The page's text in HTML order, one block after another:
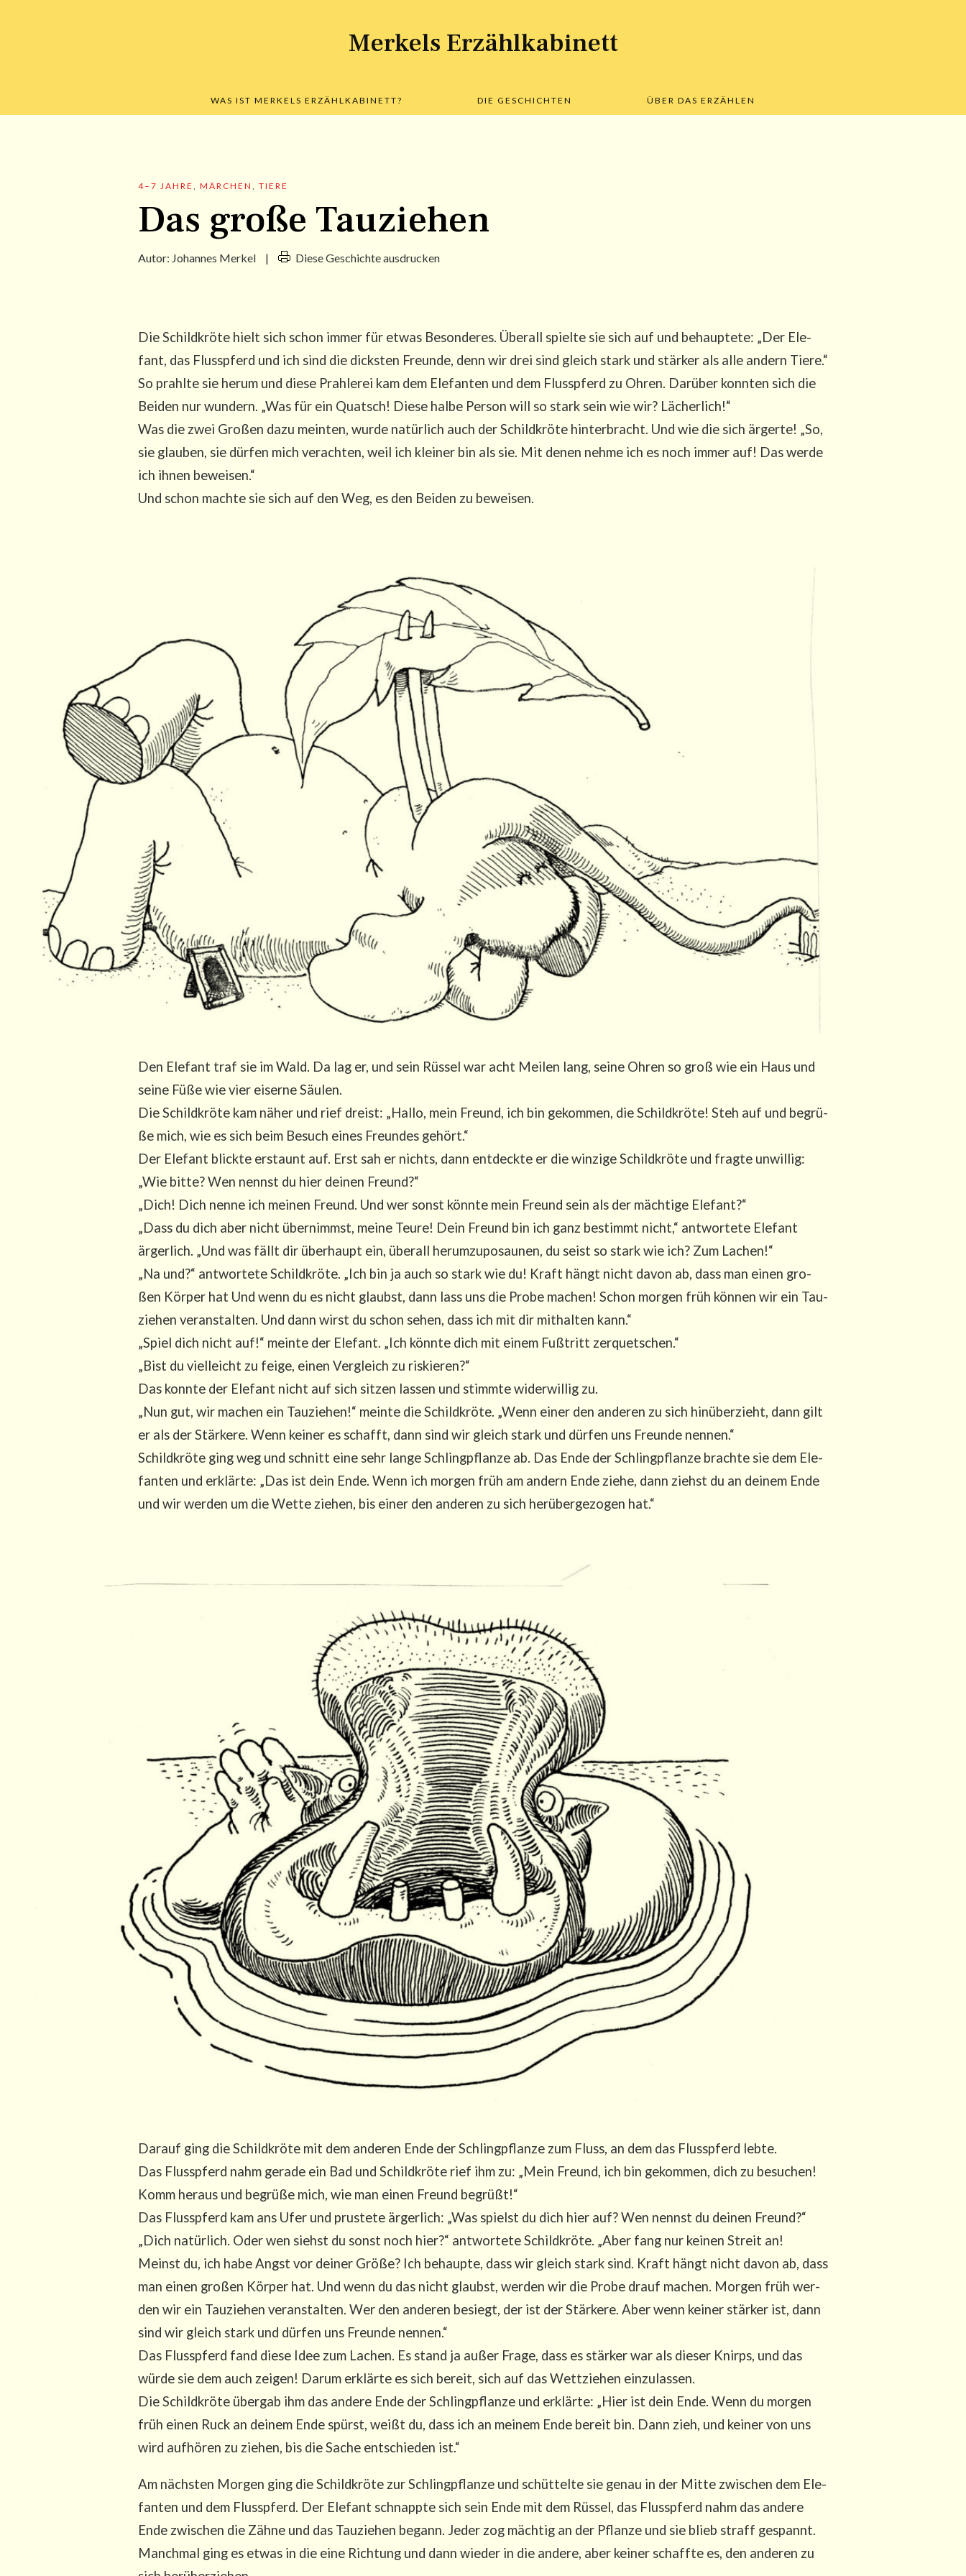
Merkels Erzählkabinett
Skip
WAS IST MERKELS ERZÄHLKABINETT? DIE GESCHICHTEN ÜBER DAS ERZÄHLEN
4–7 JAHRE , MÄRCHEN , TIERE
Das große Tauziehen
Autor: Johannes Merkel | Diese Geschichte ausdrucken
Die Schild­krö­te hielt sich schon immer für etwas Beson­de­res. Über­all spiel­te sie sich auf und behaup­te­te: „Der Ele­
fant, das Fluss­pferd und ich sind die dicks­ten Freun­de, denn wir drei sind gleich stark und stär­ker als alle andern Tiere.“
So prahl­te sie her­um und die­se Prah­le­rei kam dem Ele­fan­ten und dem Fluss­pferd zu Ohren. Dar­über konn­ten sich die
Bei­den nur wun­dern. „Was für ein Quatsch! Die­se hal­be Per­son will so stark sein wie wir? Lächerlich!“
Was die zwei Gro­ßen dazu mein­ten, wur­de natür­lich auch der Schild­krö­te hin­ter­bracht. Und wie die sich ärger­te! „So,
sie glau­ben, sie dür­fen mich ver­ach­ten, weil ich klei­ner bin als sie. Mit denen neh­me ich es noch immer auf! Das wer­de
ich ihnen beweisen.“
Und schon mach­te sie sich auf den Weg, es den Bei­den zu beweisen.
Den Ele­fant traf sie im Wald. Da lag er, und sein Rüs­sel war acht Mei­len lang, sei­ne Ohren so groß wie ein Haus und
sei­ne Füße wie vier eiser­ne Säulen.
Die Schild­krö­te kam näher und rief dreist: „Hal­lo, mein Freund, ich bin gekom­men, die Schild­krö­te! Steh auf und begrü­
ße mich, wie es sich beim Besuch eines Freun­des gehört.“
Der Ele­fant blick­te erstaunt auf. Erst sah er nichts, dann ent­deck­te er die win­zi­ge Schild­krö­te und frag­te unwil­lig:
„Wie bit­te? Wen nennst du hier dei­nen Freund?“
„Dich! Dich nen­ne ich mei­nen Freund. Und wer sonst könn­te mein Freund sein als der mäch­ti­ge Elefant?“
„Dass du dich aber nicht über­nimmst, mei­ne Teu­re! Dein Freund bin ich ganz bestimmt nicht,“ ant­wor­te­te Ele­fant
ärger­lich. „Und was fällt dir über­haupt ein, über­all her­um­zu­po­sau­nen, du seist so stark wie ich? Zum Lachen!“
„Na und?“ ant­wor­te­te Schild­krö­te. „Ich bin ja auch so stark wie du! Kraft hängt nicht davon ab, dass man einen gro­
ßen Kör­per hat Und wenn du es nicht glaubst, dann lass uns die Pro­be machen! Schon mor­gen früh kön­nen wir ein Tau­
zie­hen ver­an­stal­ten. Und dann wirst du schon sehen, dass ich mit dir mit­hal­ten kann.“
„Spiel dich nicht auf!“ mein­te der Ele­fant. „Ich könn­te dich mit einem Fuß­tritt zerquetschen.“
„Bist du viel­leicht zu fei­ge, einen Ver­gleich zu riskieren?“
Das konn­te der Ele­fant nicht auf sich sit­zen las­sen und stimm­te wider­wil­lig zu.
„Nun gut, wir machen ein Tau­zie­hen!“ mein­te die Schild­krö­te. „Wenn einer den ande­ren zu sich hin­über­zieht, dann gilt
er als der Stär­ke­re. Wenn kei­ner es schafft, dann sind wir gleich stark und dür­fen uns Freun­de nennen.“
Schild­krö­te ging weg und schnitt eine sehr lan­ge Schling­pflan­ze ab. Das Ende der Schling­pflan­ze brach­te sie dem Ele­
fan­ten und erklär­te: „Das ist dein Ende. Wenn ich mor­gen früh am andern Ende zie­he, dann ziehst du an dei­nem Ende
und wir wer­den um die Wet­te zie­hen, bis einer den ande­ren zu sich her­über­ge­zo­gen hat.“
Dar­auf ging die Schild­krö­te mit dem ande­ren Ende der Schling­pflan­ze zum Fluss, an dem das Fluss­pferd lebte.
Das Fluss­pferd nahm gera­de ein Bad und Schild­krö­te rief ihm zu: „Mein Freund, ich bin gekom­men, dich zu besu­chen!
Komm her­aus und begrü­ße mich, wie man einen Freund begrüßt!“
Das Fluss­pferd kam ans Ufer und prus­te­te ärger­lich: „Was spielst du dich hier auf? Wen nennst du dei­nen Freund?“
„Dich natür­lich. Oder wen siehst du sonst noch hier?“ ant­wor­te­te Schild­krö­te. „Aber fang nur kei­nen Streit an!
Meinst du, ich habe Angst vor dei­ner Grö­ße? Ich behaup­te, dass wir gleich stark sind. Kraft hängt nicht davon ab, dass
man einen gro­ßen Kör­per hat. Und wenn du das nicht glaubst, wer­den wir die Pro­be drauf machen. Mor­gen früh wer­
den wir ein Tau­zie­hen ver­an­stal­ten. Wer den ande­ren besiegt, der ist der Stär­ke­re. Aber wenn kei­ner stär­ker ist, dann
sind wir gleich stark und dür­fen uns Freun­de nennen.“
Das Fluss­pferd fand die­se Idee zum Lachen. Es stand ja außer Fra­ge, dass es stär­ker war als die­ser Knirps, und das
wür­de sie dem auch zei­gen! Dar­um erklär­te es sich bereit, sich auf das Wett­zie­hen einzulassen.
Die Schild­krö­te über­gab ihm das ande­re Ende der Schling­pflan­ze und erklär­te: „Hier ist dein Ende. Wenn du mor­gen
früh einen Ruck an dei­nem Ende spürst, weißt du, dass ich an mei­nem Ende bereit bin. Dann zieh, und kei­ner von uns
wird auf­hö­ren zu zie­hen, bis die Sache ent­schie­den ist.“
Am nächs­ten Mor­gen ging die Schild­krö­te zur Schling­pflan­ze und schüt­tel­te sie genau in der Mit­te zwi­schen dem Ele­
fan­ten und dem Fluss­pferd. Der Ele­fant schnapp­te sich sein Ende mit dem Rüs­sel, das Fluss­pferd nahm das ande­re
Ende zwi­schen die Zäh­ne und das Tau­zie­hen begann. Jeder zog mäch­tig an der Pflan­ze und sie blieb straff gespannt.
Manch­mal ging es etwas in die eine Rich­tung und dann wie­der in die ande­re, aber kei­ner schaff­te es, den ande­ren zu